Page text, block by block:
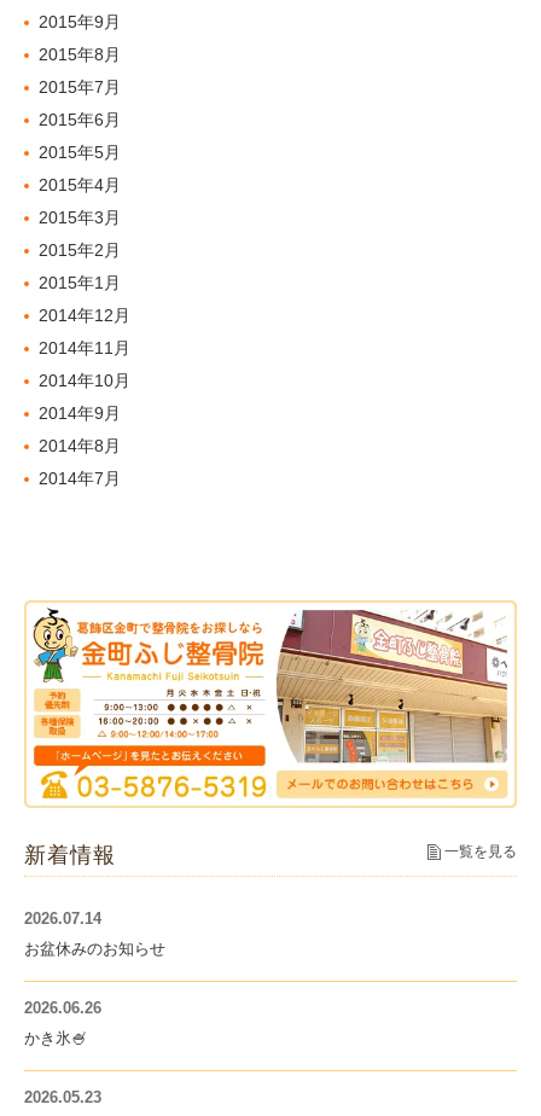
2015年9月
2015年8月
2015年7月
2015年6月
2015年5月
2015年4月
2015年3月
2015年2月
2015年1月
2014年12月
2014年11月
2014年10月
2014年9月
2014年8月
2014年7月
新着情報 一覧を見る
2026.07.14
お盆休みのお知らせ
2026.06.26
かき氷🍧
2026.05.23